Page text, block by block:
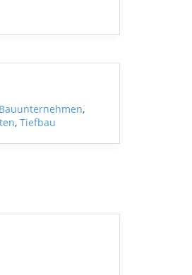
Bauunternehmen,
, Tiefbau